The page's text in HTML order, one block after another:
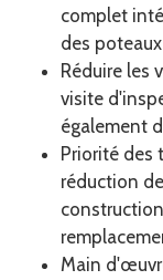
complet
des
Réduire les
visite
également
Priorité des
réduction
Main